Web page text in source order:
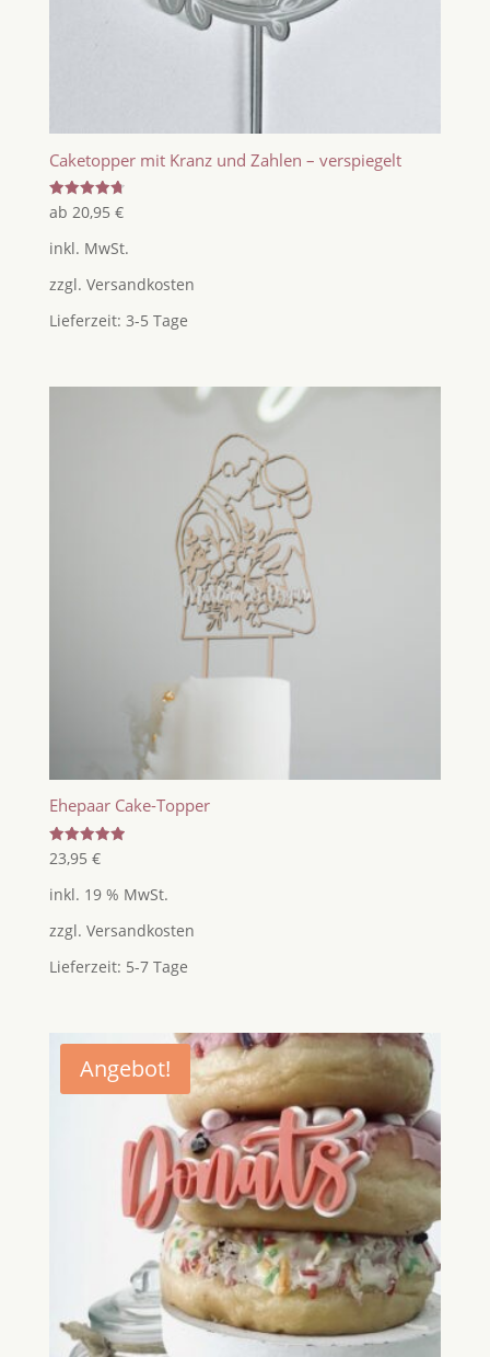
Caketopper mit Kranz und Zahlen – verspiegelt
Bewertet
mit
von 5
ab 20,95 €
inkl. MwSt.
zzgl. Versandkosten
Lieferzeit: 3-5 Tage
Ehepaar Cake-Topper
Bewertet
mit
von 5
23,95 €
inkl. 19 % MwSt.
zzgl. Versandkosten
Lieferzeit: 5-7 Tage
Angebot!